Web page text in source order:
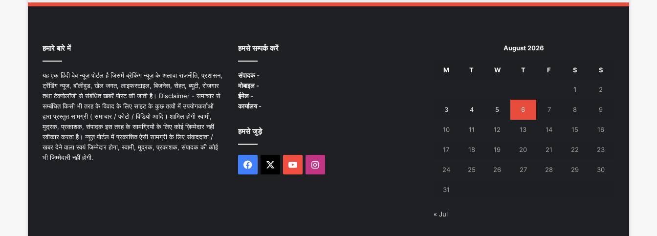
हमारे बारे में
यह एक हिंदी वेब न्यूज़ पोर्टल है जिसमें ब्रेकिंग न्यूज़ के अलावा राजनीति, प्रशासन,
ट्रेंडिंग न्यूज, बॉलीवुड, खेल जगत, लाइफस्टाइल, बिजनेस, सेहत, ब्यूटी, रोजगार
तथा टेक्नोलॉजी से संबंधित खबरें पोस्ट की जाती है। Disclaimer - समाचार से
सम्बंधित किसी भी तरह के विवाद के लिए साइट के कुछ तत्वों में उपयोगकर्ताओं
द्वारा प्रस्तुत सामग्री ( समाचार / फोटो / विडियो आदि ) शामिल होगी स्वामी,
मुद्रक, प्रकाशक, संपादक इस तरह के सामग्रियों के लिए कोई ज़िम्मेदार नहीं
स्वीकार करता है। न्यूज़ पोर्टल में प्रकाशित ऐसी सामग्री के लिए संवाददाता /
खबर देने वाला स्वयं जिम्मेदार होगा, स्वामी, मुद्रक, प्रकाशक, संपादक की कोई
भी जिम्मेदारी नहीं होगी.
हमसे सम्पर्क करें
संपादक -
मोबाइल -
ईमेल -
कार्यालय -
हमसे जुड़े
Facebook YouTubeInstagram
August 2026
M T W T F S S
1 2
3 4 5 6 7 8 9
10 11 12 13 14 15 16
17 18 19 20 21 22 23
24 25 26 27 28 29 30
31
« Jul